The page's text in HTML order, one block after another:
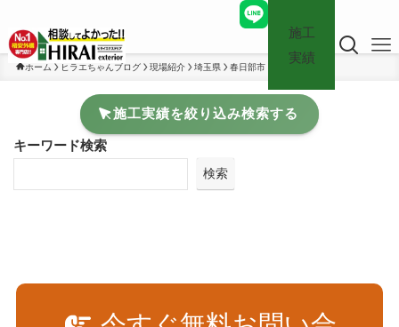
施工
実績
ホーム ヒラエちゃんブログ 現場紹介 埼玉県 春日部市
施工実績を絞り込み検索する
キーワード検索
検索